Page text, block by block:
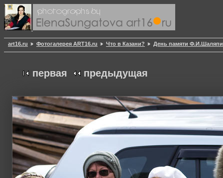
art16.ru Фотогалерея ART16.ru Что в Казани? День памяти
первая предыдущая